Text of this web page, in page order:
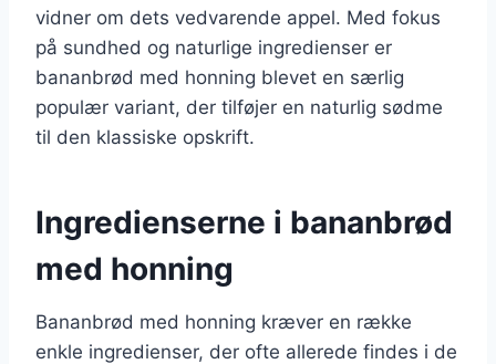
vidner om dets vedvarende appel. Med fokus
på sundhed og naturlige ingredienser er
bananbrød med honning blevet en særlig
populær variant, der tilføjer en naturlig sødme
til den klassiske opskrift.
Ingredienserne i bananbrød
med honning
Bananbrød med honning kræver en række
enkle ingredienser, der ofte allerede findes i de